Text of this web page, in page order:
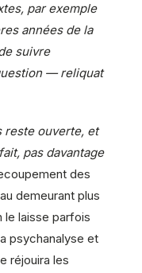
par exemple
années de la
suivre
— reliquat
reste ouverte, et
pas davantage
des
demeurant plus
le laisse parfois
psychanalyse et
réjouira les